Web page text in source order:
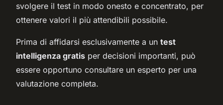
svolgere il test in modo onesto e concentrato, per
ottenere valori il più attendibili possibile.
Prima di affidarsi esclusivamente a un test
intelligenza gratis per decisioni importanti, può
essere opportuno consultare un esperto per una
valutazione completa.